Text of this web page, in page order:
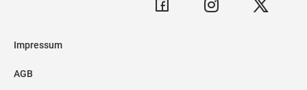
Impressum
AGB